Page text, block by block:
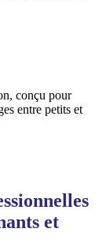
conçu pour
entre petits et
et